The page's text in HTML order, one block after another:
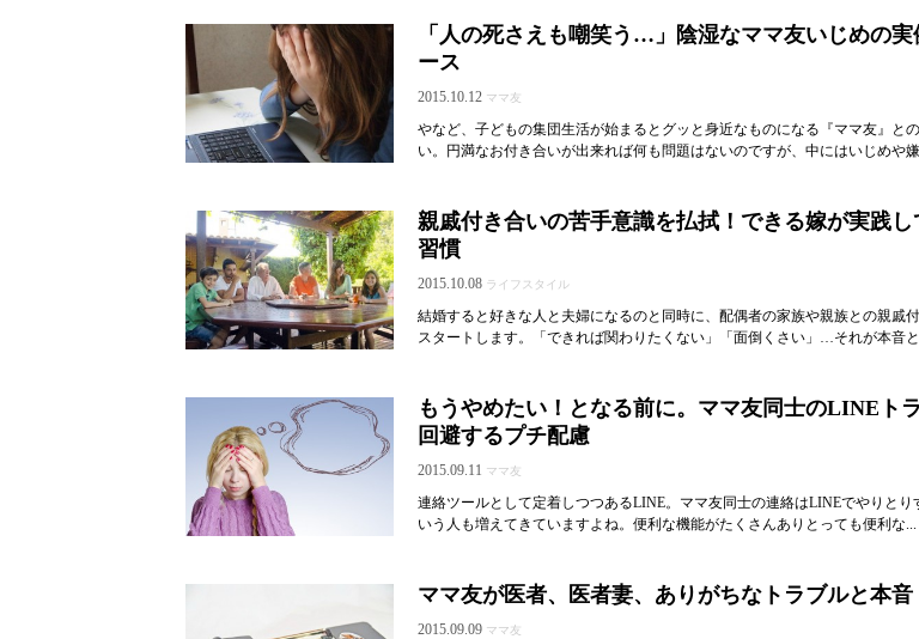
「人の死さえも嘲笑う…」陰湿なママ友いじめの実
ース
2015.10.12 ママ友
やなど、子どもの集団生活が始まるとグッと身近なものになる『ママ友』と
い。円満なお付き合いが出来れば何も問題はないのですが、中にはいじめや
親戚付き合いの苦手意識を払拭！できる嫁が実践し
習慣
2015.10.08 ライフスタイル
結婚すると好きな人と夫婦になるのと同時に、配偶者の家族や親族との親戚
スタートします。「できれば関わりたくない」「面倒くさい」…それが本音
もうやめたい！となる前に。ママ友同士のLINEト
回避するプチ配慮
2015.09.11 ママ友
連絡ツールとして定着しつつあるLINE。ママ友同士の連絡はLINEでやりとり
いう人も増えてきていますよね。便利な機能がたくさんありとっても便利な...
ママ友が医者、医者妻、ありがちなトラブルと本音
2015.09.09 ママ友